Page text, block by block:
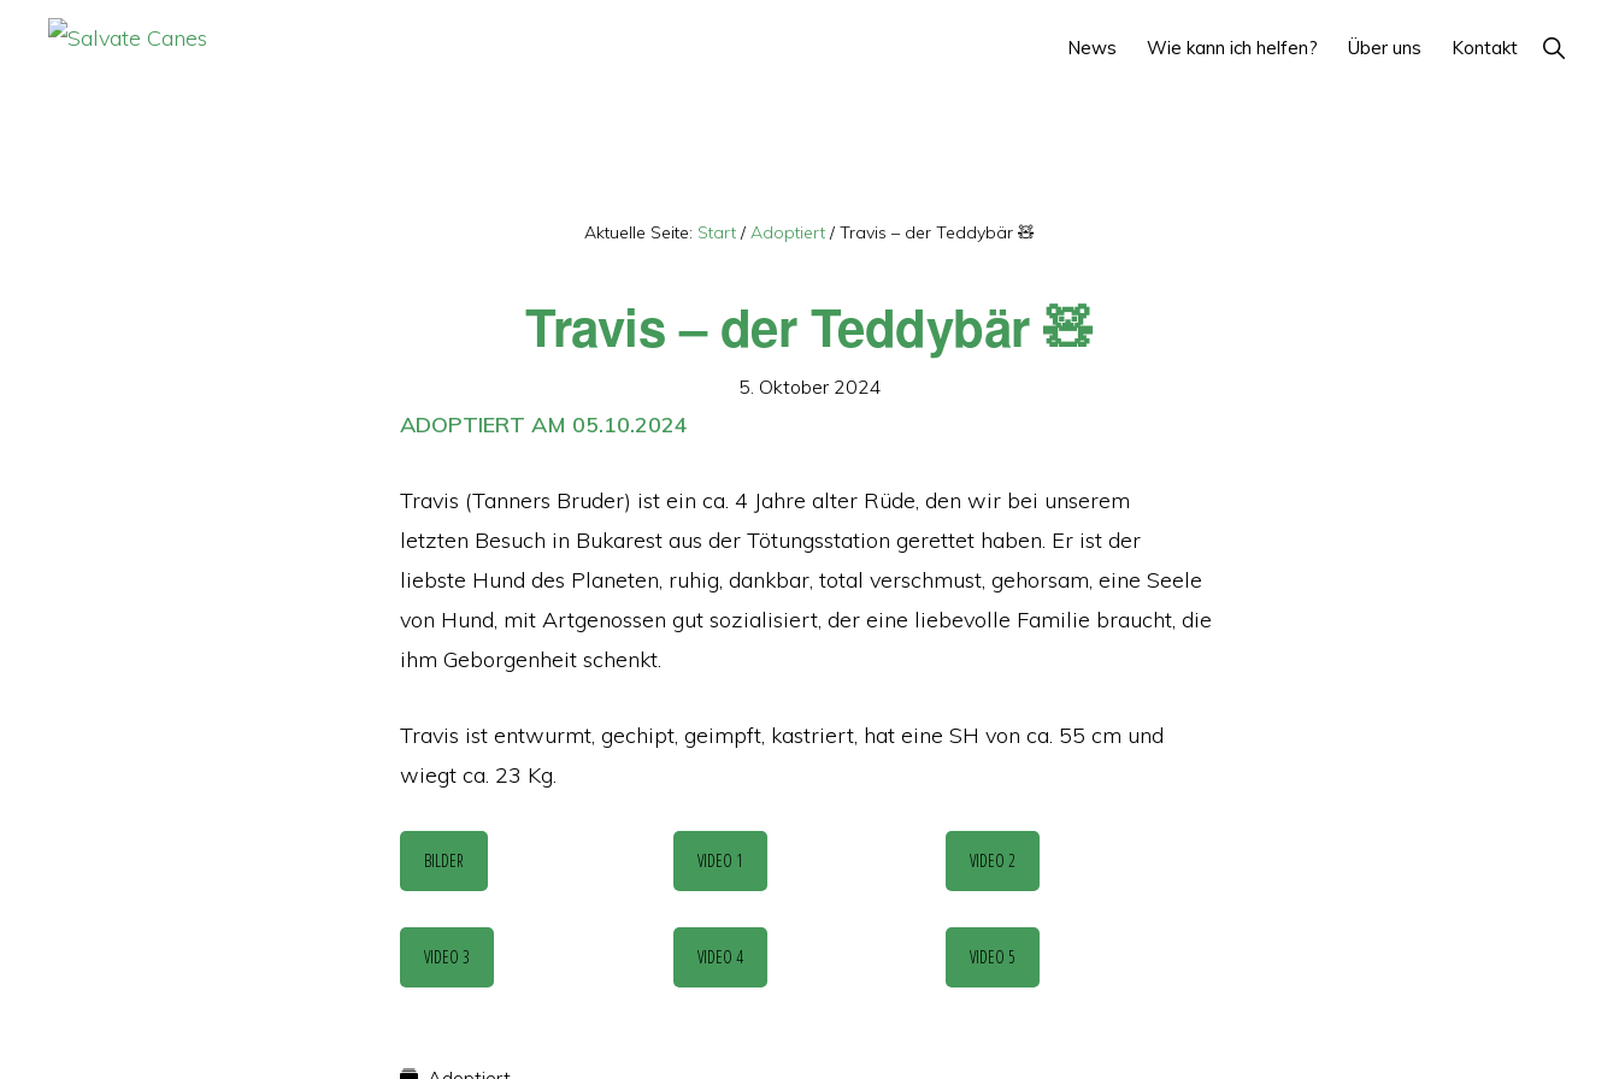
News Wie kann ich helfen? Über uns Kontakt Show
Search
Aktuelle Seite: Start / Adoptiert / Travis – der Teddybär 🧸
Travis – der Teddybär 🧸
5. Oktober 2024
ADOPTIERT AM 05.10.2024
Travis (Tanners Bruder) ist ein ca. 4 Jahre alter Rüde, den wir bei unserem
letzten Besuch in Bukarest aus der Tötungsstation gerettet haben. Er ist der
liebste Hund des Planeten, ruhig, dankbar, total verschmust, gehorsam, eine Seele
von Hund, mit Artgenossen gut sozialisiert, der eine liebevolle Familie braucht, die
ihm Geborgenheit schenkt.
Travis ist entwurmt, gechipt, geimpft, kastriert, hat eine SH von ca. 55 cm und
wiegt ca. 23 Kg.
BILDER VIDEO 1 VIDEO 2
VIDEO 3 VIDEO 4 VIDEO 5